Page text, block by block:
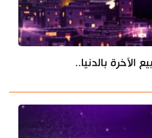
الآخرة بالدنيا..